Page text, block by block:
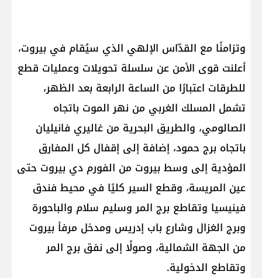
وتزامنًا مع القدّاس الإلهي الذي سيُقام في بيروت،
أعلنت قوى الأمن عن سلسلة تحويلات وعمليات قطع
للطرقات اعتبارًا من الساعة الرابعة بعد الظهر،
تشمل المسلك الغربي من نهر الموت باتجاه
الصالومي، والطريق البحرية من غاليري فانيليان
باتجاه برج حمود، إضافة إلى إقفال كل المفارق
المؤدية إلى وسط بيروت من الفورم دي بيروت حتى
عين المريسة، وقطع السير كليًا في محيط فندق
فينيسيا وتقاطع برج المر وسليم سلام والباحورة
وبرج الغزال وشارع باب إدريس ومدخل مرفأ بيروت
من الجهة الشمالية، وصولًا إلى نفق برج المر
وتقاطع الدخولية.